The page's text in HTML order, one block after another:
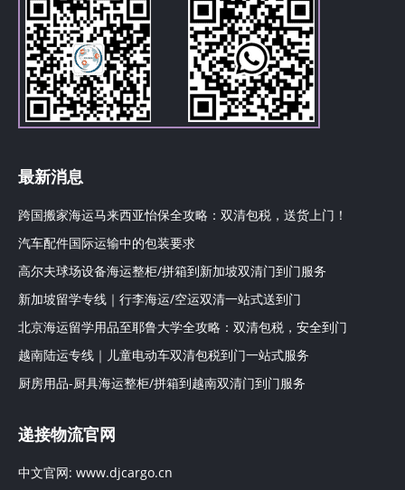
最新消息
跨国搬家海运马来西亚怡保全攻略：双清包税，送货上门！
汽车配件国际运输中的包装要求
高尔夫球场设备海运整柜/拼箱到新加坡双清门到门服务
新加坡留学专线｜行李海运/空运双清一站式送到门
北京海运留学用品至耶鲁大学全攻略：双清包税，安全到门
越南陆运专线｜儿童电动车双清包税到门一站式服务
厨房用品-厨具海运整柜/拼箱到越南双清门到门服务
递接物流官网
中文官网: www.djcargo.cn